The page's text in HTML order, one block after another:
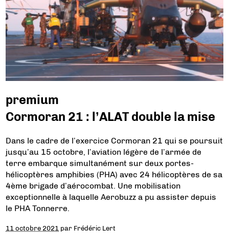
premium
Cormoran 21 : l’ALAT double la mise
Dans le cadre de l’exercice Cormoran 21 qui se poursuit
jusqu’au 15 octobre, l’aviation légère de l’armée de
terre embarque simultanément sur deux portes-
hélicoptères amphibies (PHA) avec 24 hélicoptères de sa
4ème brigade d’aérocombat. Une mobilisation
exceptionnelle à laquelle Aerobuzz a pu assister depuis
le PHA Tonnerre.
11 octobre 2021 par Frédéric Lert